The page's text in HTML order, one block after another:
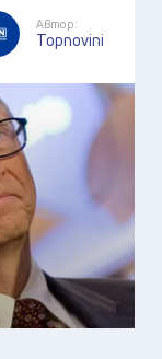
Автор:
Topnovini